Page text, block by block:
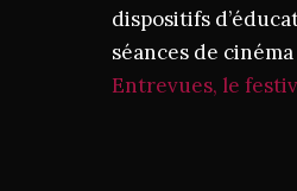
dispositifs
séances de
Entrevues, le